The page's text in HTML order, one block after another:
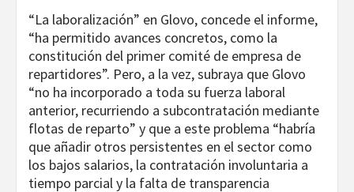
“La laboralización” en Glovo, concede el informe,
“ha permitido avances concretos, como la
constitución del primer comité de empresa de
repartidores”. Pero, a la vez, subraya que Glovo
“no ha incorporado a toda su fuerza laboral
anterior, recurriendo a subcontratación mediante
flotas de reparto” y que a este problema “habría
que añadir otros persistentes en el sector como
los bajos salarios, la contratación involuntaria a
tiempo parcial y la falta de transparencia